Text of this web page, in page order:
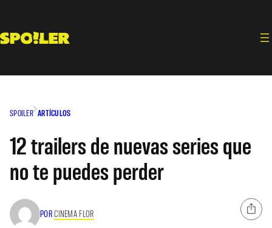
contenido
SPOILER ARTÍCULOS
12 trailers de nuevas series que
no te puedes perder
PORCINEMA FLOR